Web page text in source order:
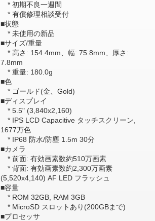
* 初期不良一週間
* 有償修理相談受付
■状態
* 未使用の新品
■サイズ/重量
* 高さ: 154.4mm、幅: 75.8mm、厚さ:
7.8mm
* 重量: 180.0g
■色
* ゴールド(金、Gold)
■ディスプレイ
* 5.5" (3,840x2,160)
* IPS LCD Capacitive タッチスクリーン,
1677万色
* IP68 防水/防塵 1.5m 30分
■カメラ
* 前面: 有効画素数約510万画素
* 背面: 有効画素数約2,300万画素
(5,520x4,140) AF LED フラッシュ
■容量
* ROM 32GB, RAM 3GB
* MicroSD スロットあり(200GBまで)
■プロセッサ